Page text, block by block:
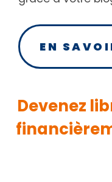
EN
Devenez